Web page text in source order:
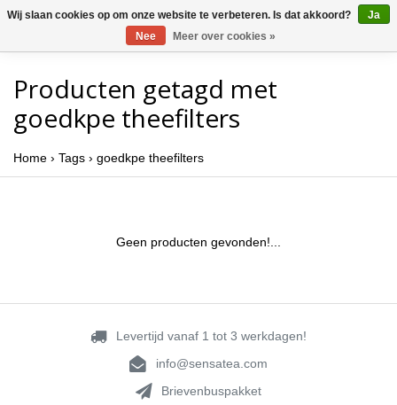
Producten getagd met
goedkpe theefilters
Home › Tags › goedkpe theefilters
Geen producten gevonden!...
Levertijd vanaf 1 tot 3 werkdagen!
info@sensatea.com
Brievenbuspakket
Wij slaan cookies op om onze website te verbeteren. Is dat akkoord?
Ja
Nee
Meer over cookies »